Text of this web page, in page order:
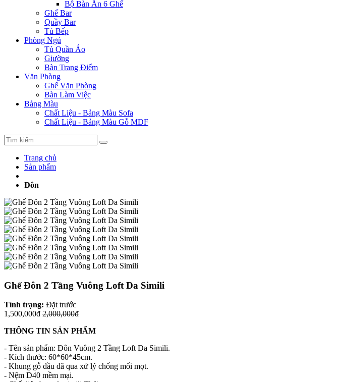
Bộ Bàn Ăn 6 Ghế
Ghế Bar
Quầy Bar
Tủ Bếp
Phòng Ngủ
Tủ Quần Áo
Giường
Bàn Trang Điểm
Văn Phòng
Ghế Văn Phòng
Bàn Làm Việc
Bảng Màu
Chất Liệu - Bảng Màu Sofa
Chất Liệu - Bảng Màu Gỗ MDF
Trang chủ
Sản phẩm
Đôn
Ghế Đôn 2 Tầng Vuông Loft Da Simili
Tình trạng: Đặt trước
1,500,000đ 2,000,000đ
THÔNG TIN SẢN PHẨM
- Tên sản phẩm: Đôn Vuông 2 Tầng Loft Da Simili.
- Kích thước: 60*60*45cm.
- Khung gỗ dầu đã qua xử lý chống mối mọt.
- Nệm D40 mềm mại.